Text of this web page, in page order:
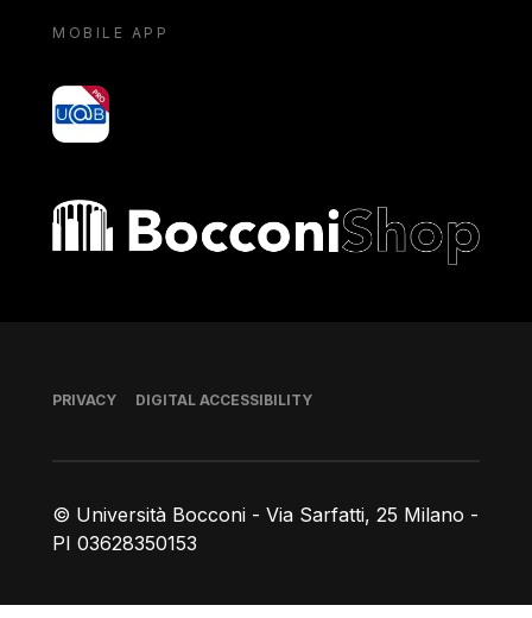
MOBILE APP
yoU@B
Bocconi shop
© Università Bocconi - Via Sarfatti, 25 Milano -
PI 03628350153
Footer
PRIVACY DIGITAL ACCESSIBILITY